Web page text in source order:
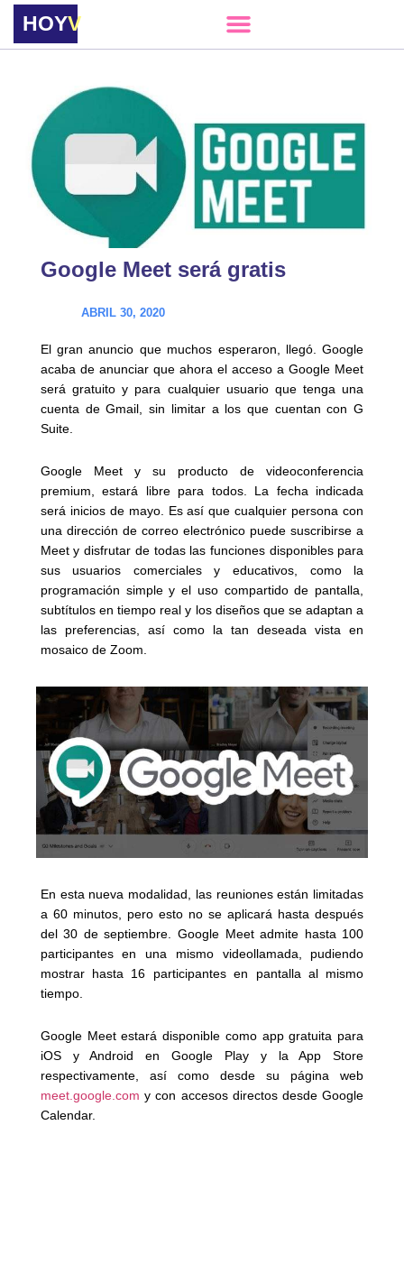
HOYVERE
Google Meet será gratis
ABRIL 30, 2020
El gran anuncio que muchos esperaron, llegó. Google
acaba de anunciar que ahora el acceso a Google Meet
será gratuito y para cualquier usuario que tenga una
cuenta de Gmail, sin limitar a los que cuentan con G
Suite.
Google Meet y su producto de videoconferencia
premium, estará libre para todos. La fecha indicada
será inicios de mayo. Es así que cualquier persona con
una dirección de correo electrónico puede suscribirse a
Meet y disfrutar de todas las funciones disponibles para
sus usuarios comerciales y educativos, como la
programación simple y el uso compartido de pantalla,
subtítulos en tiempo real y los diseños que se adaptan a
las preferencias, así como la tan deseada vista en
mosaico de Zoom.
En esta nueva modalidad, las reuniones están limitadas
a 60 minutos, pero esto no se aplicará hasta después
del 30 de septiembre. Google Meet admite hasta 100
participantes en una mismo videollamada, pudiendo
mostrar hasta 16 participantes en pantalla al mismo
tiempo.
Google Meet estará disponible como app gratuita para
iOS y Android en Google Play y la App Store
respectivamente, así como desde su página web
meet.google.com y con accesos directos desde Google
Calendar.